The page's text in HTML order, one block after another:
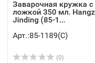
Заварочная кружка с
ложкой 350 мл.
Jinding (85-1...
Арт.:85-1189(C)
(0)